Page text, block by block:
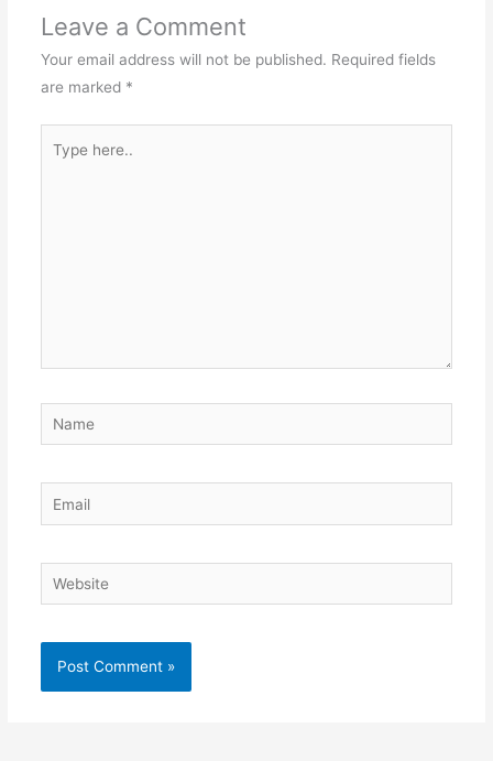
Leave a Comment
Your email address will not be published. Required fields
are marked *
here..
Name
Email
Website